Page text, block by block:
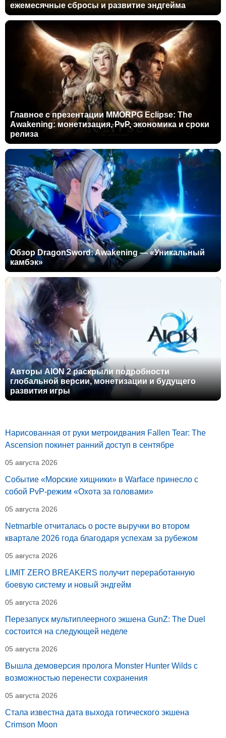
ежемесячные сбросы и развитие эндгейма
Главное с презентации MMORPG Eclipse: The
Awakening: монетизация, PvP, экономика и сроки
релиза
Обзор DragonSword: Awakening — «Уникальный
камбэк»
Авторы AION 2 раскрыли подробности
глобальной версии, монетизации и будущего
развития игры
Нарисованная от руки метроидвания Fallen Tear: The
Ascension покинет ранний доступ в сентябре
05 августа 2026
Событие «Морские хищники» в Warface принесло с
собой PvP-режим «Охота за головами»
05 августа 2026
Netmarble отчиталась о росте выручки во втором
квартале 2026 года благодаря успехам за рубежом
05 августа 2026
LIMIT ZERO BREAKERS получит переработанную
боевую систему и новый эндгейм
05 августа 2026
Перезапуск мультиплеерного экшена GunZ: The Duel
состоится на следующей неделе
05 августа 2026
Вышла демоверсия пролога Monster Hunter Wilds с
возможностью перенести сохранения
05 августа 2026
Стала известна дата выхода готического экшена
Crimson Moon